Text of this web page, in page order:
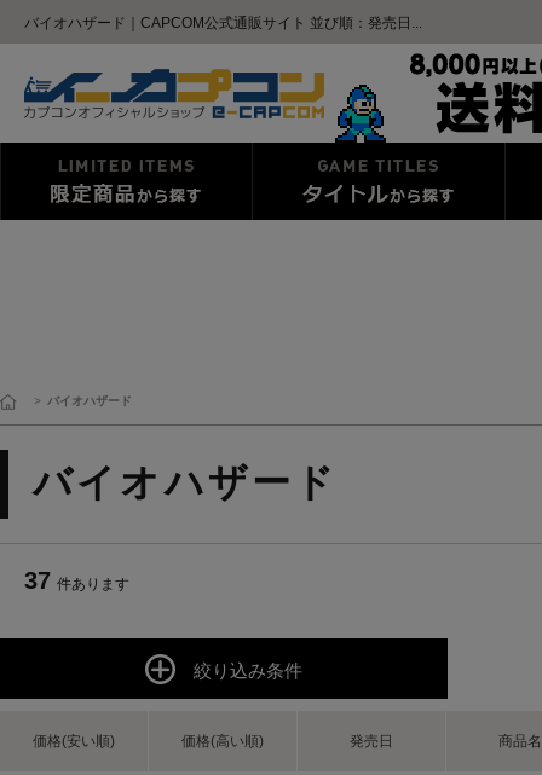
バイオハザード｜CAPCOM公式通販サイト 並び順：発売日...
> バイオハザード
バイオハザード
37 件あります
絞り込み条件
価格(安い順) 価格(高い順) 発売日 商品名